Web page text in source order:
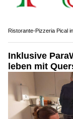
Ristorante-Pizzeria Pical
Inklusive
leben mit